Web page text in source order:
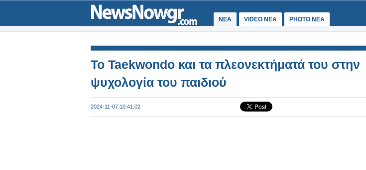
ΝΕΑ VIDEO NEA PHOTO NEA
Το Taekwondo και τα πλεονεκτήματά του στην
ψυχολογία του παιδιού
2024-11-07 10:41:02